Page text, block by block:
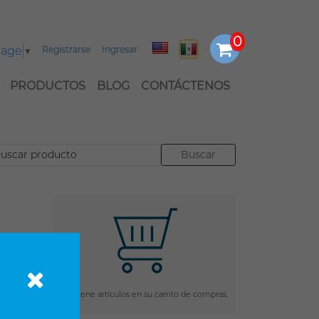
Registrarse Ingresar
▼
PRODUCTOS BLOG CONTÁCTENOS
el
con
y
No tiene artículos en su carrito de compras.